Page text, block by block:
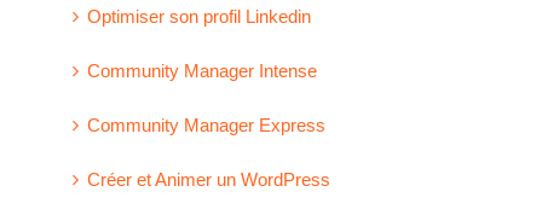
Optimiser son profil Linkedin
Community Manager Intense
Community Manager Express
Créer et Animer un WordPress